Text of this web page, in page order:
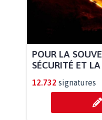
POUR LA
SÉCURITÉ ET
12.732 signatures